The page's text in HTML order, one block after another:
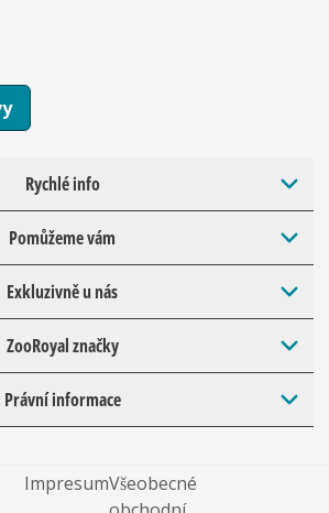
Rychlé info
Pomůžeme vám
Exkluzivně u nás
ZooRoyal značky
Právní informace
ImpresumVšeobecné